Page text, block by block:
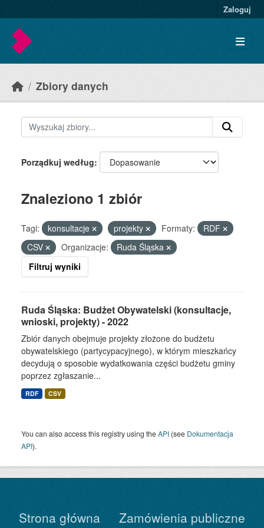
Zaloguj
Zbiory danych
Porządkuj według
Znaleziono 1 zbiór
Tagi: konsultacje projekty Formaty:
RDF
CSV
Organizacje:
Ruda Śląska
Filtruj wyniki
Ruda Śląska: Budżet Obywatelski (konsultacje,
wnioski, projekty) - 2022
Zbiór danych obejmuje projekty złożone do budżetu
obywatelskiego (partycypacyjnego), w którym mieszkańcy
decydują o sposobie wydatkowania części budżetu gminy
poprzez zgłaszanie...
RDF CSV
You can also access this registry using theAPI (see Dokumentacja
API).
Strona główna Zamówienia publiczne